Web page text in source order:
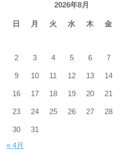
2026年8月
日 月 火 水 木 金
2 3 4 5 6 7
9 10 11 12 13 14
16 17 18 19 20 21
23 24 25 26 27 28
30
31
« 4月